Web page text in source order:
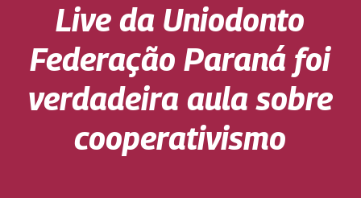
Live da Uniodonto
Federação Paraná foi
verdadeira aula sobre
cooperativismo